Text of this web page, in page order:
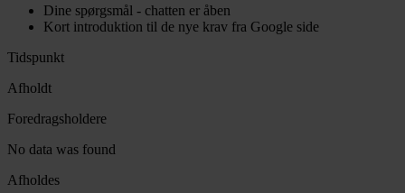
Dine spørgsmål - chatten er åben
Kort introduktion til de nye krav fra Google side
Tidspunkt
Afholdt
Foredragsholdere
No data was found
Afholdes